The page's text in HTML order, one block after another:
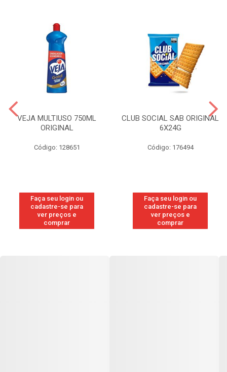
VEJA MULTIUSO 750ML
ORIGINAL
Código: 128651
Faça seu login ou
cadastre-se para
ver preços e
comprar
CLUB SOCIAL SAB ORIGINAL
6X24G
Código: 176494
Faça seu login ou
cadastre-se para
ver preços e
comprar